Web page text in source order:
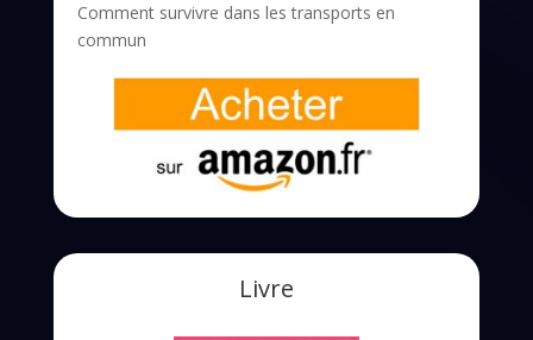
Comment survivre dans les transports en
commun
Livre